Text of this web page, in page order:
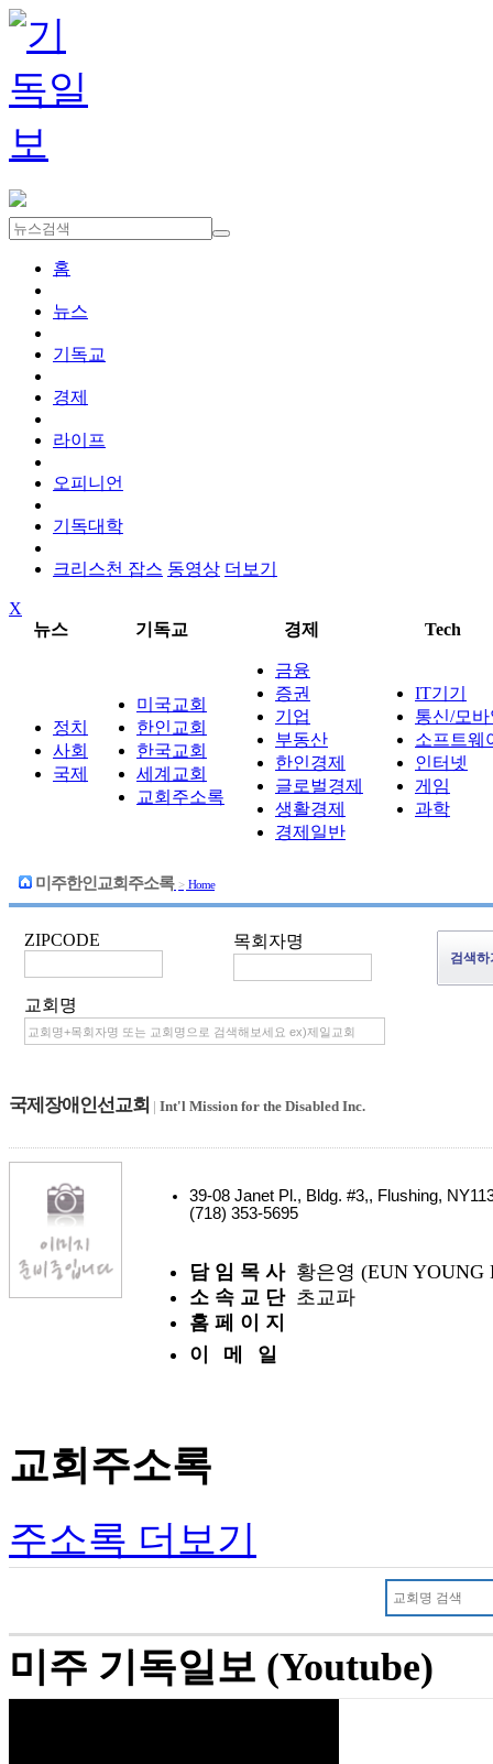
홈
뉴스
기독교
경제
라이프
오피니언
기독대학
크리스천 잡스 동영상 더보기
X
뉴스
기독교 경제 Tech
정치
사회
국제
미국교회
한인교회
한국교회
세계교회
교회주소록
금융
증권
기업
부동산
한인경제
글로벌경제
생활경제
경제일반
IT기기
통신/모
소프트웨
인터넷
게임
과학
미주한인교회주소록 > Home
ZIPCODE 목회자명
교회명
국제장애인선교회 | Int'l Mission for the Disabled Inc.
39-08 Janet Pl., Bldg. #3,, Flushing,
(718) 353-5695
담 임 목 사 황은영 (EUN YOUNG
소 속 교 단 초교파
홈 페 이 지
이 메 일
교회주소록
주소록 더보기
미주 기독일보 (Youtube)